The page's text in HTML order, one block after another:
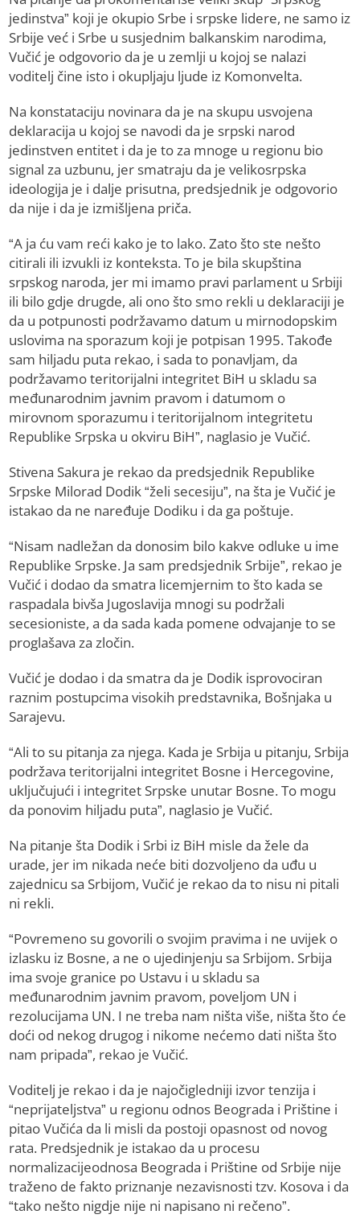
jedinstva” koji je okupio Srbe i srpske lidere, ne samo iz
Srbije već i Srbe u susjednim balkanskim narodima,
Vučić je odgovorio da je u zemlji u kojoj se nalazi
voditelj čine isto i okupljaju ljude iz Komonvelta.
Na konstataciju novinara da je na skupu usvojena
deklaracija u kojoj se navodi da je srpski narod
jedinstven entitet i da je to za mnoge u regionu bio
signal za uzbunu, jer smatraju da je velikosrpska
ideologija je i dalje prisutna, predsjednik je odgovorio
da nije i da je izmišljena priča.
“A ja ću vam reći kako je to lako. Zato što ste nešto
citirali ili izvukli iz konteksta. To je bila skupština
srpskog naroda, jer mi imamo pravi parlament u Srbiji
ili bilo gdje drugde, ali ono što smo rekli u deklaraciji je
da u potpunosti podržavamo datum u mirnodopskim
uslovima na sporazum koji je potpisan 1995. Takođe
sam hiljadu puta rekao, i sada to ponavljam, da
podržavamo teritorijalni integritet BiH u skladu sa
međunarodnim javnim pravom i datumom o
mirovnom sporazumu i teritorijalnom integritetu
Republike Srpska u okviru BiH”, naglasio je Vučić.
Stivena Sakura je rekao da predsjednik Republike
Srpske Milorad Dodik “želi secesiju”, na šta je Vučić je
istakao da ne naređuje Dodiku i da ga poštuje.
“Nisam nadležan da donosim bilo kakve odluke u ime
Republike Srpske. Ja sam predsjednik Srbije”, rekao je
Vučić i dodao da smatra licemjernim to što kada se
raspadala bivša Jugoslavija mnogi su podržali
secesioniste, a da sada kada pomene odvajanje to se
proglašava za zločin.
Vučić je dodao i da smatra da je Dodik isprovociran
raznim postupcima visokih predstavnika, Bošnjaka u
Sarajevu.
“Ali to su pitanja za njega. Kada je Srbija u pitanju, Srbija
podržava teritorijalni integritet Bosne i Hercegovine,
uključujući i integritet Srpske unutar Bosne. To mogu
da ponovim hiljadu puta”, naglasio je Vučić.
Na pitanje šta Dodik i Srbi iz BiH misle da žele da
urade, jer im nikada neće biti dozvoljeno da uđu u
zajednicu sa Srbijom, Vučić je rekao da to nisu ni pitali
ni rekli.
“Povremeno su govorili o svojim pravima i ne uvijek o
izlasku iz Bosne, a ne o ujedinjenju sa Srbijom. Srbija
ima svoje granice po Ustavu i u skladu sa
međunarodnim javnim pravom, poveljom UN i
rezolucijama UN. I ne treba nam ništa više, ništa što će
doći od nekog drugog i nikome nećemo dati ništa što
nam pripada”, rekao je Vučić.
Voditelj je rekao i da je najočigledniji izvor tenzija i
“neprijateljstva” u regionu odnos Beograda i Prištine i
pitao Vučića da li misli da postoji opasnost od novog
rata. Predsjednik je istakao da u procesu
normalizacijeodnosa Beograda i Prištine od Srbije nije
traženo de fakto priznanje nezavisnosti tzv. Kosova i da
“tako nešto nigdje nije ni napisano ni rečeno”.